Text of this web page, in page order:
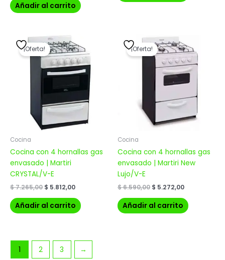
Añadir al carrito
¡Oferta!
Cocina
Cocina con 4 hornallas gas
envasado | Martiri
CRYSTAL/V-E
$7.265,00
El
precio
original
era:
$ 7.265,00.
$ 5.812,00
precio
actual
es:
$ 5.812,00.
Añadir al carrito
¡Oferta!
Cocina
Cocina con 4 hornallas gas
envasado | Martiri New
Lujo/V-E
$6.590,00
El
precio
original
era:
$ 6.590,00.
$ 5.272,00
precio
actual
es:
$ 5.272,00.
Añadir al carrito
1 2 3 →